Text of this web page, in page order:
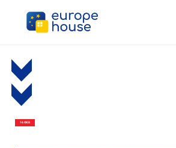
16 ФЕВ